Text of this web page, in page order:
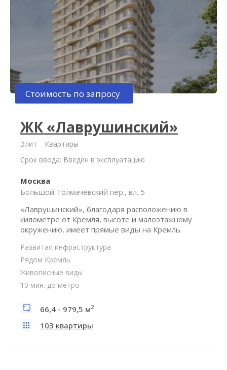
Стоимость по запросу
ЖК «Лаврушинский»
Элит
Квартиры
Срок ввода: Введен в эксплуатацию
Москва
Большой Толмачёвский пер., вл. 5
«Лаврушинский», благодаря расположению в
километре от Кремля, высоте и малоэтажному
окружению, имеет прямые виды на Кремль.
Развитая инфраструктура
Рядом Кремль
Живописные виды
10 мин. до метро
66,4 - 979,5 м2
103 квартиры